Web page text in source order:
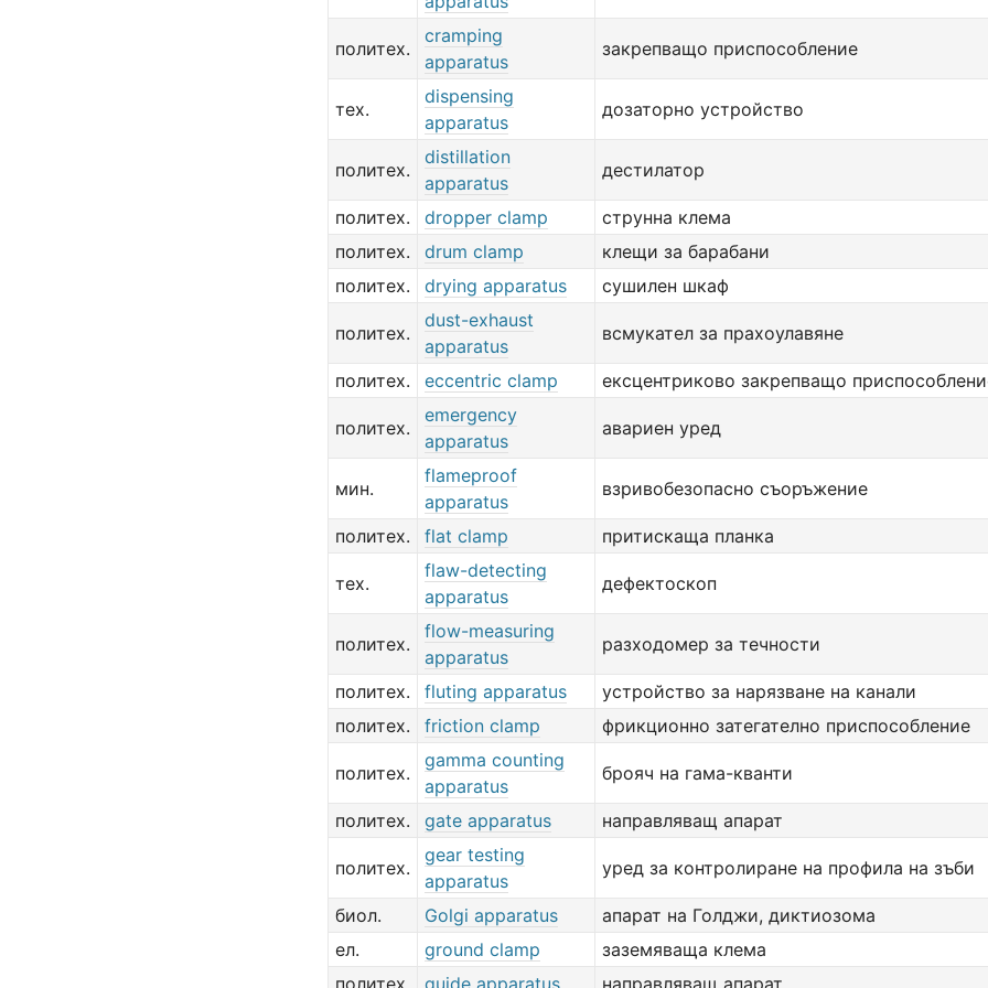
политех.
cramping
apparatus
закрепващо приспособление
тех.
dispensing
apparatus
дозаторно устройство
политех.
distillation
apparatus
дестилатор
политех. dropper clamp
струнна клема
политех.
drum clamp
клещи за барабани
политех.
drying apparatus сушилен шкаф
политех.
dust-exhaust
apparatus
всмукател за прахоулавяне
политех. eccentric clamp ексцентриково закрепващо
политех.
emergency
apparatus
авариен уред
мин.
flameproof
apparatus
взривобезопасно съоръжение
политех. flat clamp притискаща планка
тех.
flaw-detecting
apparatus
дефектоскоп
политех.
flow-measuring
apparatus
разходомер за течности
политех. fluting apparatus
устройство за нарязване на канали
политех.
friction clamp фрикционно затегателно приспособление
политех.
gamma counting
apparatus
брояч на гама-кванти
политех. gate apparatus направляващ апарат
политех.
gear testing
apparatus
уред за контролиране на профила на зъби
биол. Golgi apparatus
апарат на Голджи, диктиозома
ел.
ground clamp
заземяваща клема
политех.
guide apparatus направляващ апарат